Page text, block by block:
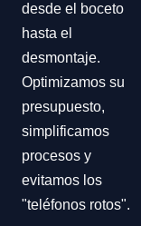
desde el boceto
hasta el
desmontaje.
Optimizamos su
presupuesto,
simplificamos
procesos y
evitamos los
"teléfonos rotos".